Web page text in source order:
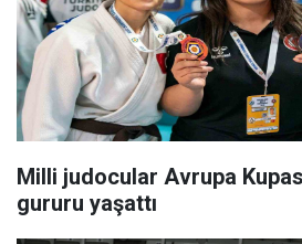
Milli judocular Avrupa
gururu yaşattı